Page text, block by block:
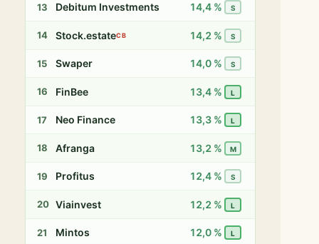
13 Debitum Investments 14,4 % S
14 Stock.estateCB 14,2 % S
15 Swaper 14,0 % S
16 FinBee 13,4 % L
17 Neo Finance 13,3 % L
18 Afranga 13,2 % M
19 Profitus 12,4 % S
20 Viainvest 12,2 % L
21 Mintos 12,0 % L